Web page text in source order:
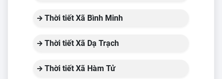
Thời tiết Xã Bình Minh
Thời tiết Xã Dạ Trạch
Thời tiết Xã Hàm Tử